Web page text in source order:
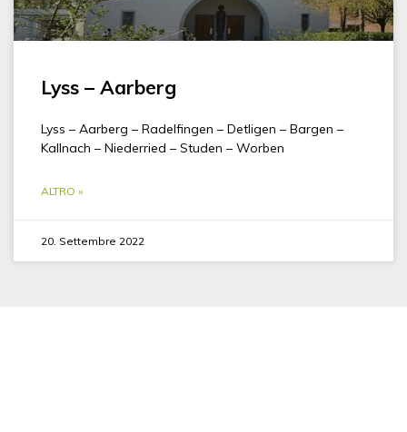
Lyss – Aarberg
Lyss – Aarberg – Radelfingen – Detligen – Bargen –
Kallnach – Niederried – Studen – Worben
ALTRO »
20. Settembre 2022